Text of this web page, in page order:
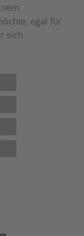
egal für
sich